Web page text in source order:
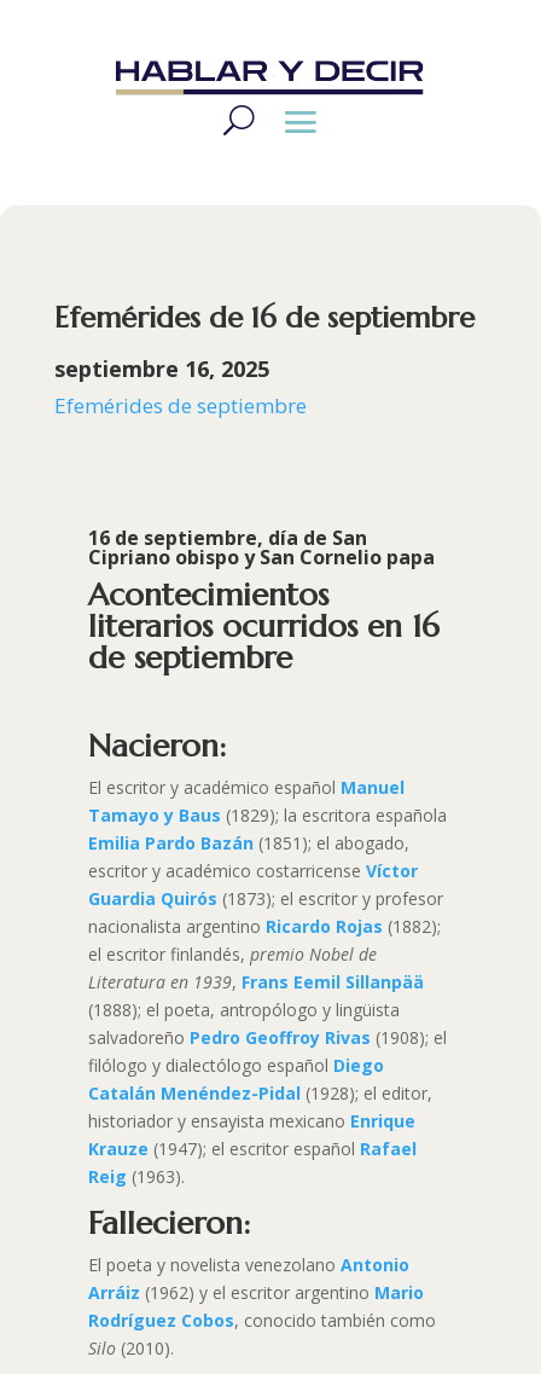
Efemérides de 16 de septiembre
septiembre 16, 2025
Efemérides de septiembre
16 de septiembre, día de San
Cipriano obispoy San Cornelio papa
Acontecimientos
literarios ocurridos en 16
de septiembre
Nacieron:
El escritor y académico español Manuel
Tamayo y Baus (1829); la escritora española
Emilia Pardo Bazán(1851); el abogado,
escritor y académico costarricense Víctor
Guardia Quirós (1873); el escritor y profesor
nacionalista argentino Ricardo Rojas (1882);
el escritor finlandés, premio Nobel de
Literatura en 1939, Frans Eemil Sillanpää
(1888); el poeta, antropólogo y lingüista
salvadoreño Pedro Geoffroy Rivas (1908); el
filólogo y dialectólogo español Diego
Catalán Menéndez-Pidal(1928); el editor,
historiador y ensayista mexicano Enrique
Krauze (1947); el escritor español Rafael
Reig (1963).
Fallecieron:
El poeta y novelista venezolano Antonio
Arráiz (1962) y el escritor argentino Mario
Rodríguez Cobos, conocido también como
Silo (2010).